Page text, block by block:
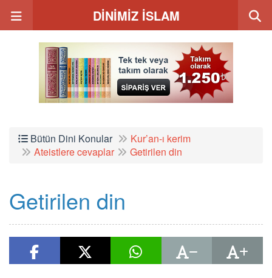
DİNİMİZ İSLAM
Bütün Dini Konular
Kur’an-ı kerim
Ateistlere cevaplar
Getirilen din
Getirilen din